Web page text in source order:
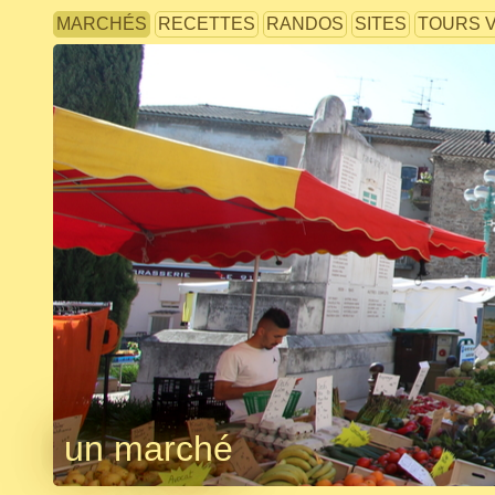
MARCHÉS RECETTES RANDOS SITES TOURS
un marché